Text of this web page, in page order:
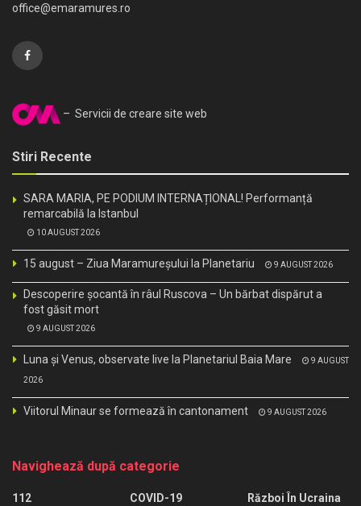
office@emaramures.ro
– Servicii de creare site web
Stiri Recente
SARA MARIA, PE PODIUM INTERNAȚIONAL! Performanță
remarcabilă la Istanbul
10 AUGUST 2026
15 august – Ziua Maramureșului la Planetariu 9 AUGUST 2026
Descoperire șocantă în râul Ruscova – Un bărbat dispărut a
fost găsit mort
9 AUGUST 2026
Luna și Venus, observate live la Planetariul Baia Mare 9 AUGUST
2026
Viitorul Minaur se formează în cantonament 9 AUGUST 2026
Navighează după categorie
112
COVID-19
Război În Ucraina